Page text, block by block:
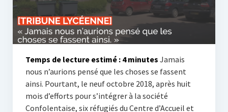
Activités scolaires
L’internat
Roux Libre
En español
In english
Temps de lecture estimé : 4 minutes Jamais
nous n’aurions pensé que les choses se fassent
ainsi. Pourtant, le neuf octobre 2018, après huit
mois d’efforts pour s’intégrer à la société
Confolentaise, six réfugiés du Centre d’Accueil et